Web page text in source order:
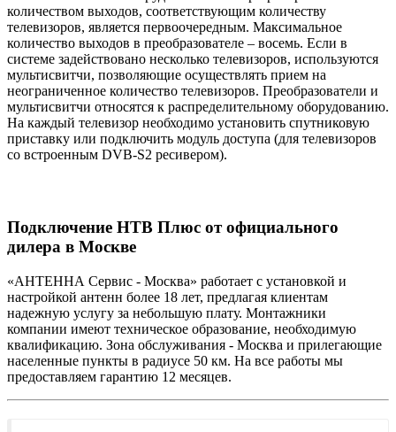
количеством выходов, соответствующим количеству
телевизоров, является первоочередным. Максимальное
количество выходов в преобразователе – восемь. Если в
системе задействовано несколько телевизоров, используются
мультисвитчи, позволяющие осуществлять прием на
неограниченное количество телевизоров. Преобразователи и
мультисвитчи относятся к распределительному оборудованию.
На каждый телевизор необходимо установить спутниковую
приставку или подключить модуль доступа (для телевизоров
со встроенным DVB-S2 ресивером).
Подключение НТВ Плюс от официального
дилера в Москве
«АНТЕННА Сервис - Москва» работает с установкой и
настройкой антенн более 18 лет, предлагая клиентам
надежную услугу за небольшую плату. Монтажники
компании имеют техническое образование, необходимую
квалификацию. Зона обслуживания - Москва и прилегающие
населенные пункты в радиусе 50 км. На все работы мы
предоставляем гарантию 12 месяцев.